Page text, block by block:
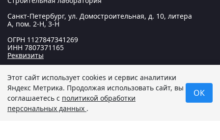
Санкт-Петербург, ул. Домостроительная, д. 10, литера
А, пом. 2-Н, 3-Н
ОГРН 1127847341269
ИНН 7807371165
Реквизиты
© 2012 — 2026 Центр независимой экспертизы «АСПЕКТ».
Все права защищены. Данный сайт носит исключительно
информационный характер и не является публичной
офертой, определяемой положениями статьи 437
Этот сайт использует cookies и сервис аналитики
Яндекс Метрика. Продолжая использовать сайт, вы
соглашаетесь с политикой обработки
персональных данных .
ОК